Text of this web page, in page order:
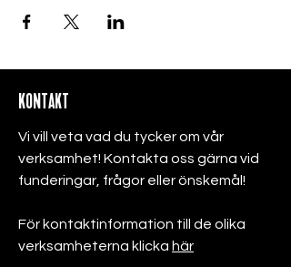
KONTAKT
Vi vill veta vad du tycker om vår
verksamhet! Kontakta oss gärna vid
funderingar, frågor eller önskemål!
För kontaktinformation till de olika
verksamheterna klicka här